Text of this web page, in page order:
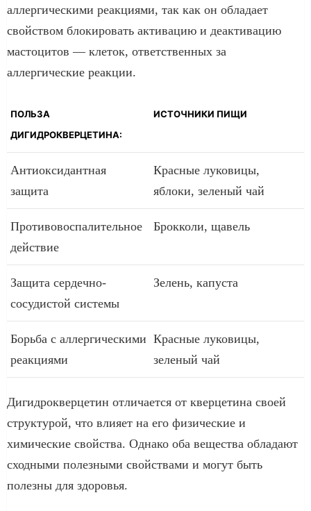
аллергическими реакциями, так как он обладает
свойством блокировать активацию и деактивацию
мастоцитов — клеток, ответственных за
аллергические реакции.
ПОЛЬЗА
ДИГИДРОКВЕРЦЕТИНА:
ИСТОЧНИКИ ПИЩИ
Антиоксидантная
защита
Красные луковицы,
яблоки, зеленый чай
Противовоспалительное
действие
Брокколи, щавель
Защита сердечно-
сосудистой системы
Зелень, капуста
Борьба с аллергическими
реакциями
Красные луковицы,
зеленый чай
Дигидрокверцетин отличается от кверцетина своей
структурой, что влияет на его физические и
химические свойства. Однако оба вещества обладают
сходными полезными свойствами и могут быть
полезны для здоровья.